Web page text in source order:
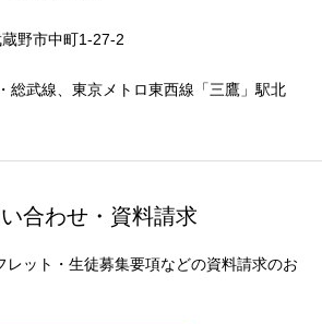
野市中町1-27-2
総武線、東京メトロ東西線「三鷹」駅北
合わせ・資料請求
レット・生徒募集要項などの資料請求のお